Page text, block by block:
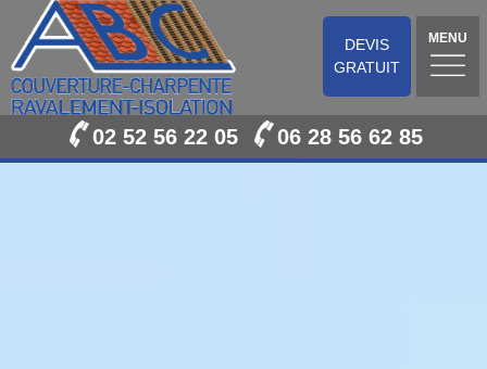
DEVIS
GRATUIT
MENU
02 52 56 22 05 06 28 56 62 85